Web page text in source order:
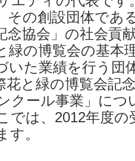
その創設団体であ
念協会」の社会貢
緑の博覧会の基本
いた業績を行う団
花と緑の博覧会記
クール事業」につ
では、2012年度
す。